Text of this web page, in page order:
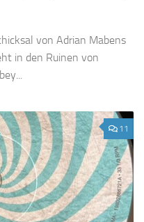
von Adrian Mabens
in den Ruinen von
11